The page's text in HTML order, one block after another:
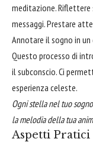
meditazione. Riflettere
messaggi. Prestare
Annotare il sogno in
Questo processo di
il subconscio. Ci
esperienza celeste.
Ogni stella nel tuo
la melodia della tua
Aspetti